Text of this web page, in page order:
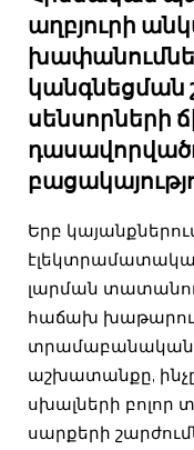
աղբյուրի
կանգնեցման
սենսորների
Երբ կայանքներում
լարման
հաճախ
տրամաբանական
աշխատանքը,
սխալների բոլոր
սարքերի